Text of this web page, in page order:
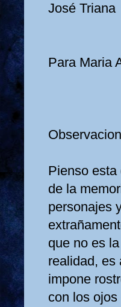
José Triana
Para Maria
Pienso esta
de la
personajes
que no es
realidad, es
impone
con los